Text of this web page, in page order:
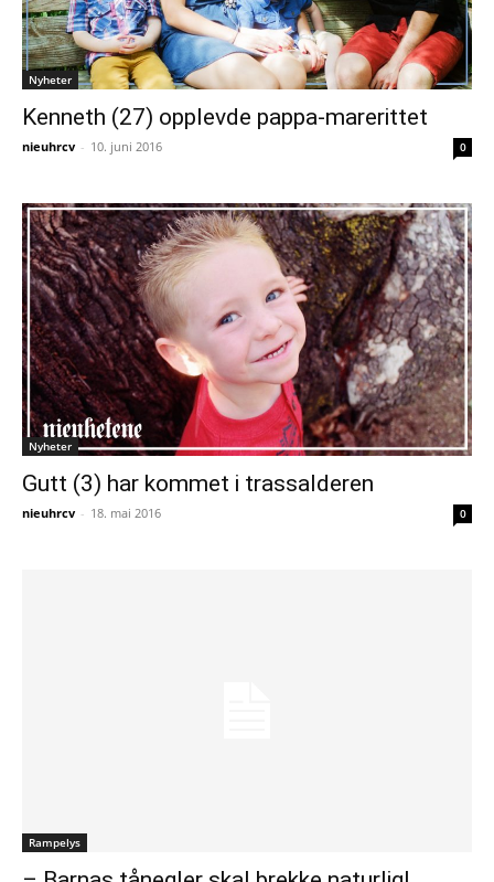
Nyheter
Kenneth (27) opplevde pappa-marerittet
nieuhrcv - 10. juni 2016 0
Nyheter
Gutt (3) har kommet i trassalderen
nieuhrcv - 18. mai 2016 0
Rampelys